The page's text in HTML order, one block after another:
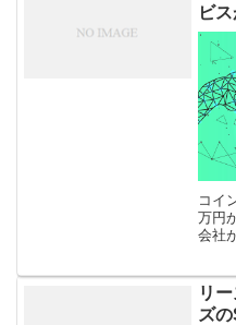
ビ
コイ
万円
会社
円相
リ
ズ